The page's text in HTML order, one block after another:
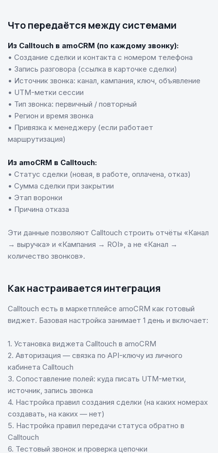
Что передаётся между системами
Из Calltouch в amoCRM (по каждому звонку):
• Создание сделки и контакта с номером телефона
• Запись разговора (ссылка в карточке сделки)
• Источник звонка: канал, кампания, ключ, объявление
• UTM-метки сессии
• Тип звонка: первичный / повторный
• Регион и время звонка
• Привязка к менеджеру (если работает
маршрутизация)
Из amoCRM в Calltouch:
• Статус сделки (новая, в работе, оплачена, отказ)
• Сумма сделки при закрытии
• Этап воронки
• Причина отказа
Эти данные позволяют Calltouch строить отчёты «Канал
→ выручка» и «Кампания → ROI», а не «Канал →
количество звонков».
Как настраивается интеграция
Calltouch есть в маркетплейсе amoCRM как готовый
виджет. Базовая настройка занимает 1 день и включает:
1. Установка виджета Calltouch в amoCRM
2. Авторизация — связка по API-ключу из личного
кабинета Calltouch
3. Сопоставление полей: куда писать UTM-метки,
источник, запись звонка
4. Настройка правил создания сделки (на каких номерах
создавать, на каких — нет)
5. Настройка правил передачи статуса обратно в
Calltouch
6. Тестовый звонок и проверка цепочки